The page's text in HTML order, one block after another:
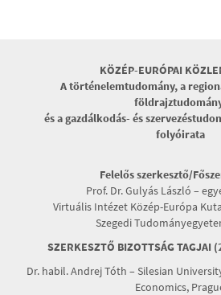
KÖZÉP-EURÓPAI
A történelemtudomány, a
és a gazdálkodás- és
folyóirata
Felelős szerkesztő/
Prof. Dr. Gulyás László –
Virtuális Intézet Közép-Európa
Szegedi
SZERKESZTŐ BIZOTTSÁG
Dr. habil. Andrej Tóth – Silesian
Economics,